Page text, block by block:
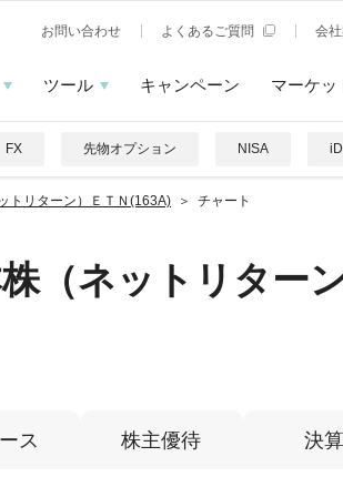
お問い合わせ よくあるご質問 会
ツール キャンペーン マーケッ
FX 先物オプション NISA
トリターン）ＥＴＮ(163A) チャート
（ネットリターン
ス 株主優待 決算